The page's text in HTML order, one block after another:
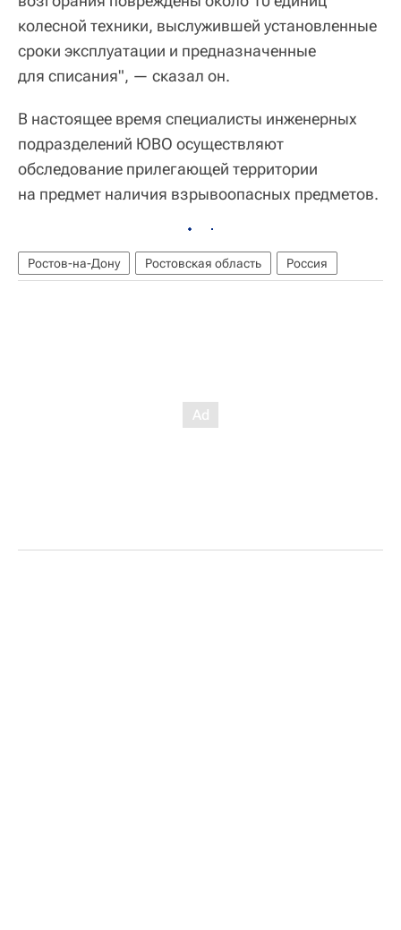
колесной техники, выслужившей установленные
сроки эксплуатации и предназначенные
для списания", — сказал он.
В настоящее время специалисты инженерных
подразделений ЮВО осуществляют
обследование прилегающей территории
на предмет наличия взрывоопасных предметов.
Ростов-на-Дону Ростовская область Россия